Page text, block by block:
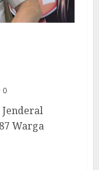
0
Warga